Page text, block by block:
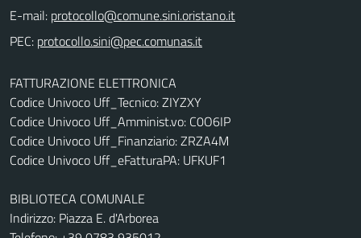
E-mail:
PEC:
FATTURAZIONE ELETTRONICA
Codice Univoco Uff_Tecnico: ZIYZXY
Codice Univoco Uff_Amminist.vo: C0O6IP
Codice Univoco Uff_Finanziario: ZRZA4M
Codice Univoco Uff_eFatturaPA: UFKUF1
BIBLIOTECA COMUNALE
Indirizzo: Piazza E. d'Arborea